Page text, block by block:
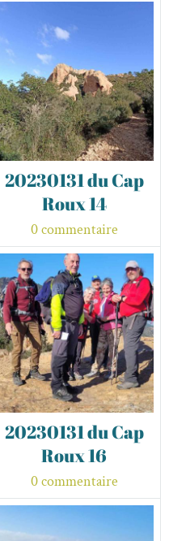
20230131 du Cap
Roux 14
0 commentaire
20230131 du Cap
Roux 16
0 commentaire